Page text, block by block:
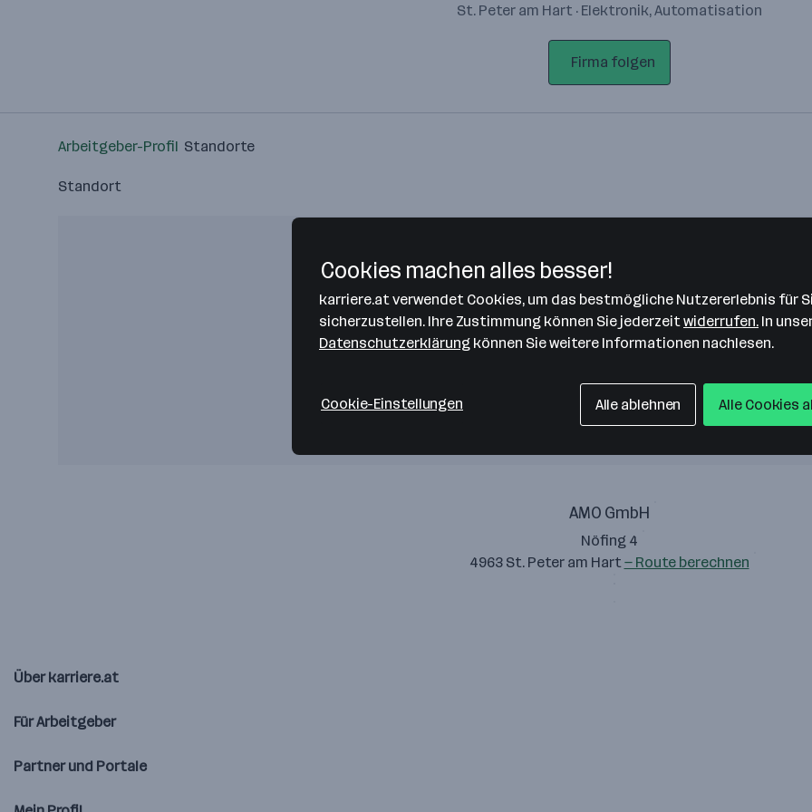
St. Peter am Hart · Elektronik, Automatisation
Firma folgen
Arbeitgeber-Profil Standorte
Standort
Bitte stimme unseren Cookie-
Richtlinien zu, um diese Karte
anzuzeigen.
Zustimmung geben
AMO GmbH
Nöfing 4
4963 St. Peter am Hart— Route berechnen
Über karriere.at
Für Arbeitgeber
Partner und Portale
Cookies machen alles besser!
karriere.at verwendet Cookies, um das bestmögliche Nutzererlebnis für
sicherzustellen. Ihre Zustimmung können Sie jederzeit widerrufen. In
Datenschutzerklärung können Sie weitere Informationen nachlesen.
Cookie-Einstellungen Alle ablehnen Alle Cookies